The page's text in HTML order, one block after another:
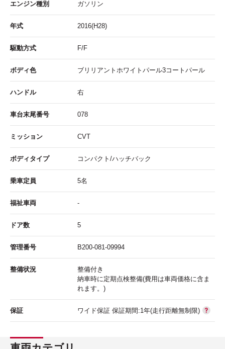
エンジン種別 ガソリン
年式 2016(H28)
駆動方式 F/F
ボディ色 ブリリアントホワイトパール3コートパール
ハンドル 右
車台末尾番号 078
ミッション CVT
ボディタイプ コンパクト/ハッチバック
乗車定員 5名
福祉車両 -
ドア数 5
管理番号 B200-081-09994
整備状況
整備付き
納車時に定期点検整備(費用は車両価格に含ま
れます。)
保証 ワイド保証 保証期間:1年(走行距離無制限)